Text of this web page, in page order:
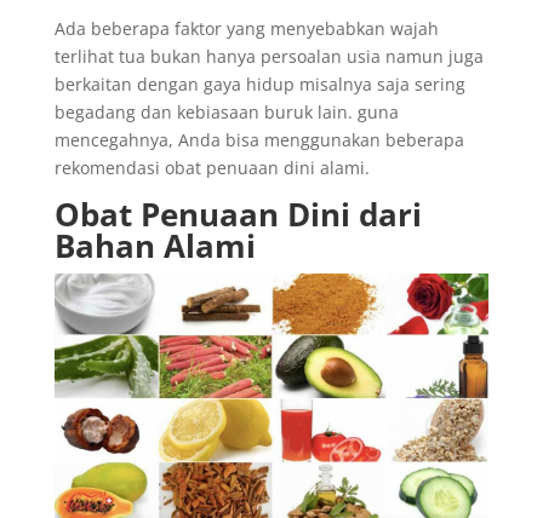
Ada beberapa faktor yang menyebabkan wajah
terlihat tua bukan hanya persoalan usia namun juga
berkaitan dengan gaya hidup misalnya saja sering
begadang dan kebiasaan buruk lain. guna
mencegahnya, Anda bisa menggunakan beberapa
rekomendasi obat penuaan dini alami.
Obat Penuaan Dini dari
Bahan Alami